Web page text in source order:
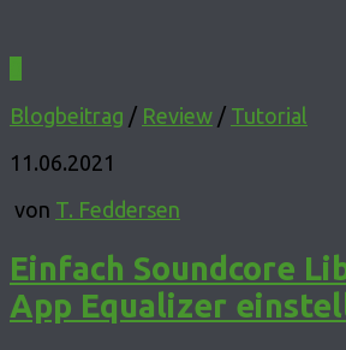
Blogbeitrag / Review / Tutorial
11.06.2021
von T. Feddersen
Einfach Soundcore
App Equalizer